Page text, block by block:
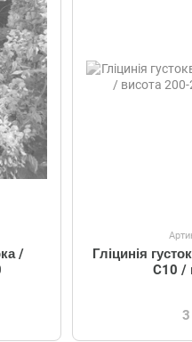
/
Гліцинія
C10 /